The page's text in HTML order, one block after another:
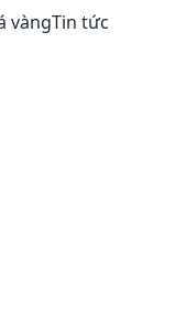
vàngTin tức